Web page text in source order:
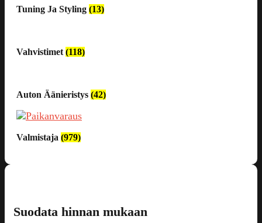
Tuning Ja Styling (13)
Vahvistimet (118)
Auton Äänieristys (42)
Valmistaja (979)
Suodata hinnan mukaan